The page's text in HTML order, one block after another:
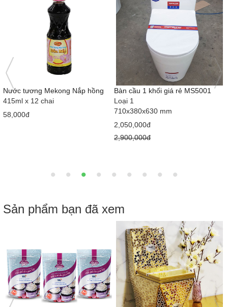
Nước tương Mekong Nắp hồng
415ml x 12 chai
58,000đ
Bàn cầu 1 khối giá rẻ MS5001
Loại 1
710x380x630 mm
2,050,000đ
2,900,000đ
Sản phẩm bạn đã xem